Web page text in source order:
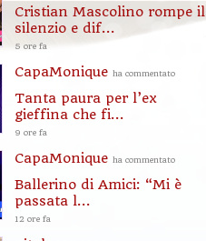
Cristian Mascolino rompe il
silenzio e dif...
5 ore fa
CapaMonique ha commentato
Tanta paura per l’ex
gieffina che fi...
9 ore fa
CapaMonique ha commentato
Ballerino di Amici: “Mi è
passata l...
12 ore fa